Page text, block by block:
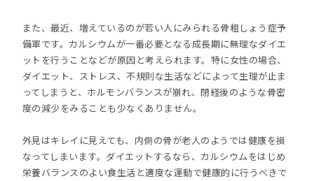
また、最近、増えているのが若い人にみられる骨粗しょう症予
備軍です。カルシウムが一番必要となる成長期に無理なダイエ
ットを行うことなどが原因と考えられます。特に女性の場合、
ダイエット、ストレス、不規則な生活などによって生理が止ま
ってしまうと、ホルモンバランスが崩れ、閉経後のような骨密
度の減少をみることも少なくありません。
外見はキレイに見えても、内側の骨が老人のようでは健康を損
なってしまいます。ダイエットするなら、カルシウムをはじめ
栄養バランスのよい食生活と適度な運動で健康的に行うべきで